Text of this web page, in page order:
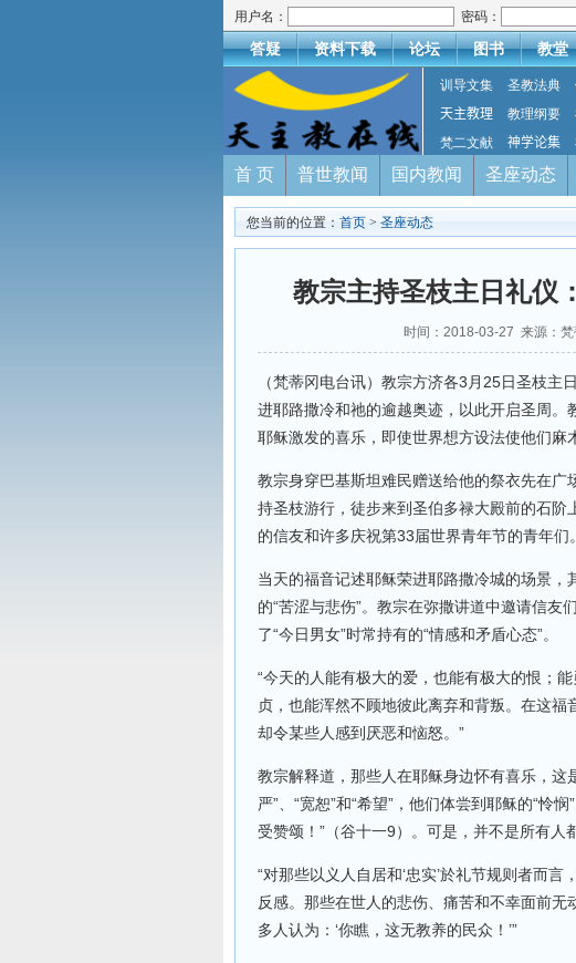
用户名： 密码：
答疑 资料下载 论坛 图书 教堂
训导文集 圣教法典
天主教理
教理纲要
梵二文献
神学论集
首 页 普世教闻 国内教闻 圣座动态
您当前的位置： 首页 > 圣座动态
教宗主持圣枝主日礼仪
时间：2018-03-27 来源：梵
（梵蒂冈电台讯）教宗方济各3月25日圣枝
进耶路撒冷和祂的逾越奥迹，以此开启圣周
耶稣激发的喜乐，即使世界想方设法使他们麻
教宗身穿巴基斯坦难民赠送给他的祭衣先在
持圣枝游行，徒步来到圣伯多禄大殿前的石
的信友和许多庆祝第33届世界青年节的青年们。
当天的福音记述耶稣荣进耶路撒冷城的场景，
的“苦涩与悲伤”。教宗在弥撒讲道中邀请信友
了“今日男女”时常持有的“情感和矛盾心态”。
“今天的人能有极大的爱，也能有极大的恨；
贞，也能浑然不顾地彼此离弃和背叛。在这
却令某些人感到厌恶和恼怒。”
教宗解释道，那些人在耶稣身边怀有喜乐，这
严”、“宽恕”和“希望”，他们体尝到耶稣的“怜
受赞颂！”（谷十一9）。可是，并不是所有人
“对那些以义人自居和‘忠实’於礼节规则者而
反感。那些在世人的悲伤、痛苦和不幸面前
多人认为：‘你瞧，这无教养的民众！’”